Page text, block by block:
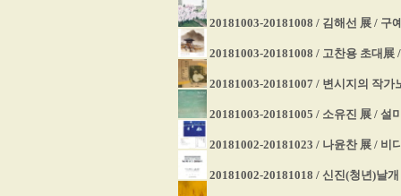
20181003-20181008 / 김해선 展 / 구
20181003-20181008 / 고찬용 초대
20181003-20181007 / 변시지의 작
20181003-20181005 / 소유진 展 / 설
20181002-20181023 / 나윤찬 展 / 비
20181002-20181018 / 신진(청년)날